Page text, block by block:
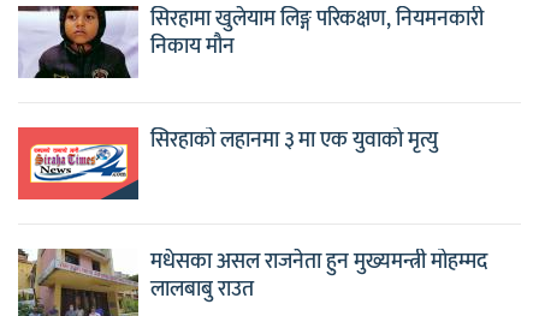
सिरहामा खुलेयाम लिङ्ग परिकक्षण, नियमनकारी
निकाय मौन
सिरहाको लहानमा ३ मा एक युवाको मृत्यु
मधेसका असल राजनेता हुन मुख्यमन्त्री मोहम्मद
लालबाबु राउत